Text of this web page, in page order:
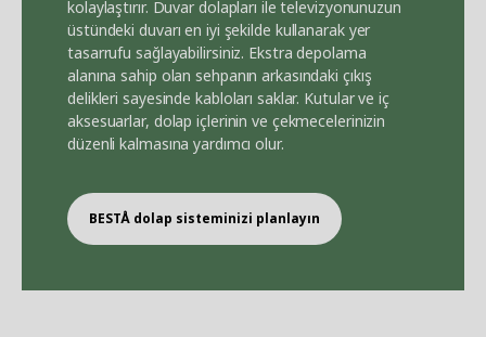
kolaylaştırır. Duvar dolapları ile televizyonunuzun
üstündeki duvarı en iyi şekilde kullanarak yer
tasarrufu sağlayabilirsiniz. Ekstra depolama
alanına sahip olan sehpanın arkasındaki çıkış
delikleri sayesinde kabloları saklar. Kutular ve iç
aksesuarlar, dolap içlerinin ve çekmecelerinizin
düzenli kalmasına yardımcı olur.
BESTÅ dolap sisteminizi planlayın